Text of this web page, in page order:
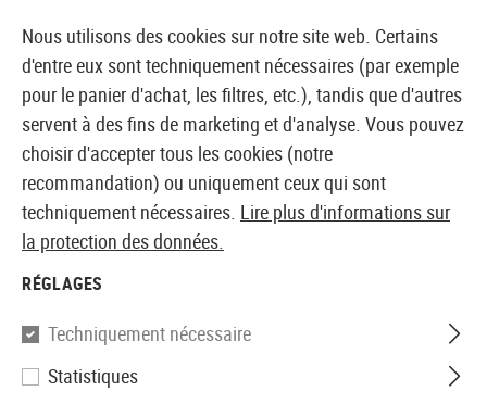
BOUTIQUE ET GROSSISTE EUROPÉEN AIRSOFT
Accueil Accessoires d'Airsoft Pièces et accéssoires
Skilhunt
Defier X1 / X2 Red Filter
Nous utilisons des cookies sur notre site web. Certains
d'entre eux sont techniquement nécessaires (par exemple
pour le panier d'achat, les filtres, etc.), tandis que d'autres
servent à des fins de marketing et d'analyse. Vous pouvez
choisir d'accepter tous les cookies (notre
recommandation) ou uniquement ceux qui sont
techniquement nécessaires. Lire plus d'informations sur
la protection des données.
RÉGLAGES
Techniquement nécessaire
Statistiques